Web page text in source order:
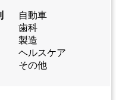
自動車
歯科
製造
ヘルスケア
その他